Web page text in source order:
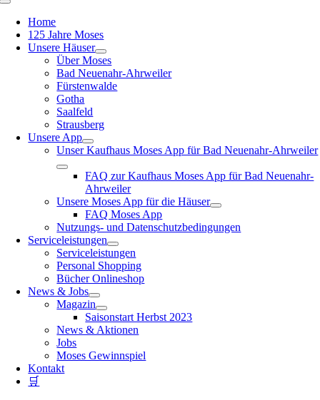
Toggle
NavigationHome
125 Jahre Moses
Unsere Häuser
Über Moses
Bad Neuenahr-Ahrweiler
Fürstenwalde
Gotha
Saalfeld
Strausberg
Unsere App
Unser Kaufhaus Moses App für Bad Neuenahr-Ahrweiler
FAQ zur Kaufhaus Moses App für Bad Neuenahr-
Ahrweiler
Unsere Moses App für die Häuser
FAQ Moses App
Nutzungs- und Datenschutzbedingungen
Serviceleistungen
Serviceleistungen
Personal Shopping
Bücher Onlineshop
News & Jobs
Magazin
Saisonstart Herbst 2023
News & Aktionen
Jobs
Moses Gewinnspiel
Kontakt
🛒